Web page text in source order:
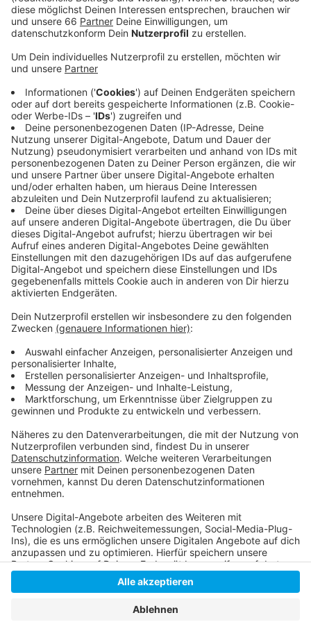
Funktion.
Mittwoch, 24.02.2021 13:05
Und auch die Bildungsgewerkschaft hier in Düsseldorf
sieht in der geänderten Impfreihenfolge eher
politisches Versagen, weil zu wenig Impfstoff
vorhanden sei. Die Polizeigewerkschaft hat sich auf
Nachfrage von Antenne Düsseldorf nicht geäußert.
Polizisten gehören ebenfalls zur Impfgruppe zwei, in
der die Grundschul- und Förderschullehrer nun auch
geimpft werden. Die Corona-Impfungen in Gruppe zwei
sollen in der ersten Märzhälfte beginnen.
Infiziert trotz Impfung - Wie geht das?
Corona-Update Düsseldorf: die aktuellen Zahlen
Antenne-Düsseldorf-Sonderseite zum Coronavirus
Liveticker zum Coronavirus
Anzeige
Anzeige